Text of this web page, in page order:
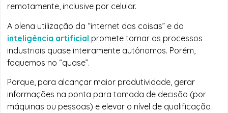
remotamente, inclusive por celular.
A plena utilização da “internet das coisas” e da
inteligência artificial promete tornar os processos
industriais quase inteiramente autônomos. Porém,
foquemos no “quase”.
Porque, para alcançar maior produtividade, gerar
informações na ponta para tomada de decisão (por
máquinas ou pessoas) e elevar o nível de qualificação